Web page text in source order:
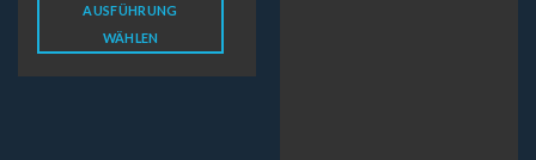
AUSFÜHRUNG
WÄHLEN